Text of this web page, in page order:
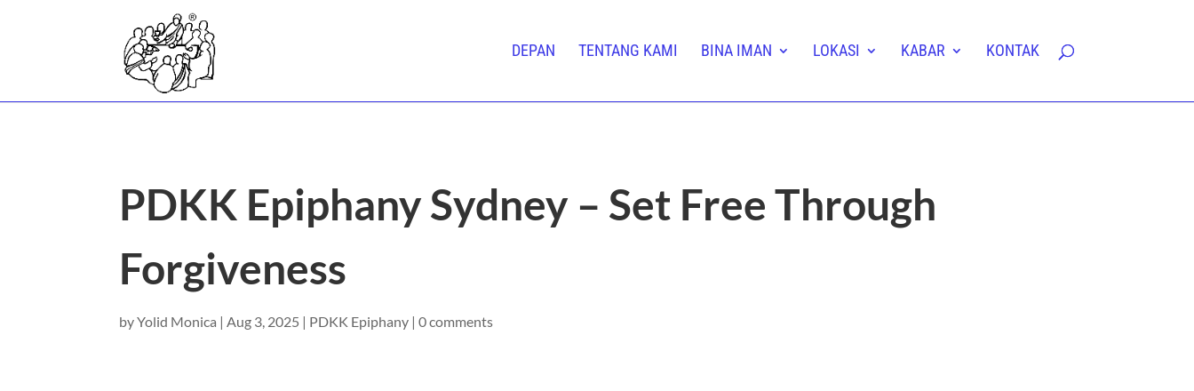
DEPAN TENTANG KAMI BINA IMAN LOKASI KABAR KONTAK
PDKK Epiphany Sydney – Set Free Through
Forgiveness
byYolid Monica | Aug 3, 2025 | PDKK Epiphany |0 comments